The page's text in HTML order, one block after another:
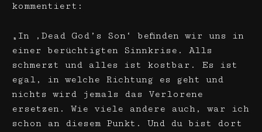
kommentiert:
„In ‚Dead God’s Son‘ befinden wir uns in
einer berüchtigten Sinnkrise. Alls
schmerzt und alles ist kostbar. Es ist
egal, in welche Richtung es geht und
nichts wird jemals das Verlorene
ersetzen. Wie viele andere auch, war ich
schon an diesem Punkt. Und du bist dort